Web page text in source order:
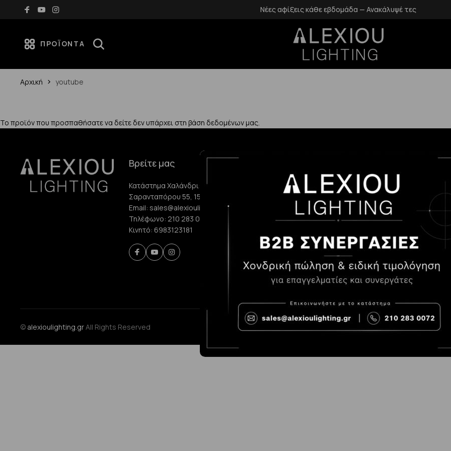
Δωρεάν μεταφορικά για αγορές άνω των 70€ Νέες αφίξεις κάθε εβδομάδα — Ανακάλυψέ τες
ΠΡΟΪΌΝΤΑ
Αρχική youtube
Το προϊόν που προσπαθήσατε να δείτε δεν υπάρχει στη βάση δεδομένων μας.
Βρείτε μας
Κατάστημα Χαλάνδρι:
Σαρανταπόρου 55, 15232, Χαλάνδρι
Email: sales@alexioulighting.gr
Τηλέφωνο: 210 283 0072
Κινητό: 6983123181
Η Εταιρεία μας
Επικοινωνία
Blog
Τρόποι Παραγγελίας
Τρόποι Αποστολής και
κόστος
Επιστροφές
Προστασία
Δεδομένων
Όροι χρήσης
Cookies
Consent
© alexioulighting.grAll Rights Reserved